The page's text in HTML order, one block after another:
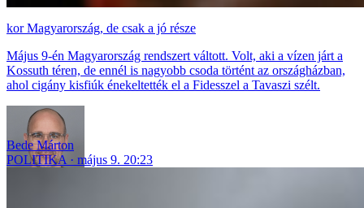
Magyarország, de csak a jó része
Május 9-én Magyarország rendszert váltott. Volt, aki a vízen járt a
Kossuth téren, de ennél is nagyobb csoda történt az országházban,
ahol cigány kisfiúk énekeltették el a Fidesszel a Tavaszi szélt.
Bede Márton
POLITIKA
május 9. 20:23